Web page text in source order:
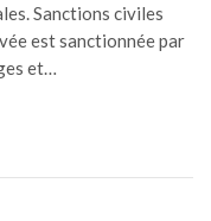
Sanctions civiles
est sanctionnée par
et…